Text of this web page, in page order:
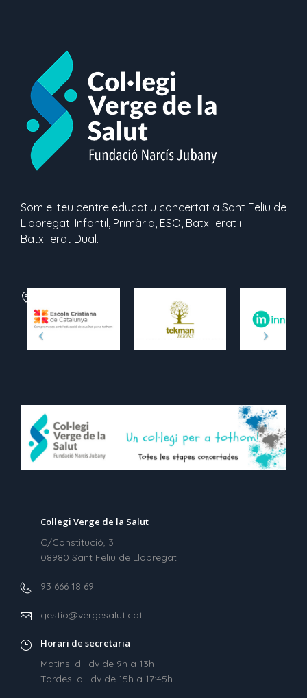
Som el teu centre educatiu concertat a Sant Feliu de
Llobregat. Infantil, Primària, ESO, Batxillerat i
Batxillerat Dual.
Col·legi Verge de la Salut
C/Constitució, 3
08980 Sant Feliu de Llobregat
93 666 18 69
gestio@vergesalut.cat
Horari de secretaria
Matins: dll-dv de 9h a 13h
Tardes: dll-dv de 15h a 17:45h